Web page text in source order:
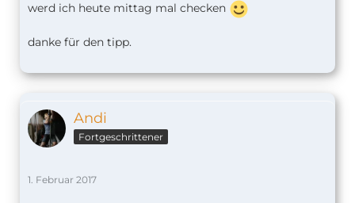
werd ich heute mittag mal checken
danke für den tipp.
Andi
Fortgeschrittener
1. Februar 2017